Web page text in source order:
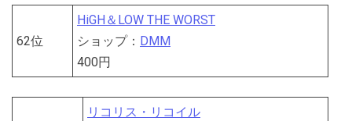
62位
HiGH＆LOW THE WORST
ショップ： DMM
400円
リコリス・リコイル